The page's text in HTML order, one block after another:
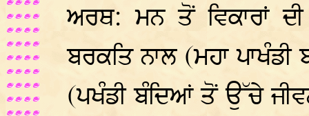
ਅਰਥ: ਮਨ ਤੋਂ ਵਿਕਾਰਾਂ
ਬਰਕਤਿ ਨਾਲ (ਮਹਾ
(ਪਖੰਡੀ ਬੰਦਿਆਂ ਤੋਂ ਉੱਚੇ